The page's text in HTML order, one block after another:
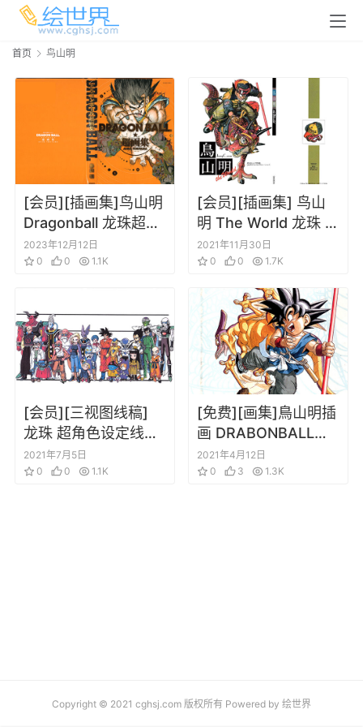
首页 鸟山明
[会员][插画集]鸟山明
Dragonball 龙珠超画
集
2023年12月12日
0
0 1.1K
[会员][插画集] 鸟山
明 The World 龙珠 阿
拉蕾 插画集
2021年11月30日
0
0 1.7K
[会员][三视图线稿]
龙珠 超角色设定线稿
三视图设定插画
2021年7月5日
0
0 1.1K
[免费][画集]鳥山明插
画 DRABONBALL
ILUSTRACIONES
COMPLETAS
2021年4月12日
0
3 1.3K
Copyright © 2021 cghsj.com 版权所有 Powered by 绘世界